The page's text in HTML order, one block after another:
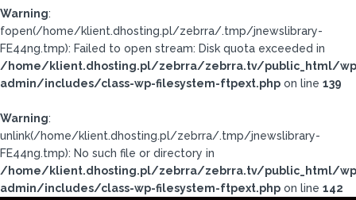
Warning:
fopen(/home/klient.dhosting.pl/zebrra/.tmp/jnewslibrary-
FE44ng.tmp): Failed to open stream: Disk quota exceeded in
/home/klient.dhosting.pl/zebrra/zebrra.tv/public_html/
admin/includes/class-wp-filesystem-ftpext.php on line 139
Warning:
unlink(/home/klient.dhosting.pl/zebrra/.tmp/jnewslibrary-
FE44ng.tmp): No such file or directory in
/home/klient.dhosting.pl/zebrra/zebrra.tv/public_html/
admin/includes/class-wp-filesystem-ftpext.php on line 142